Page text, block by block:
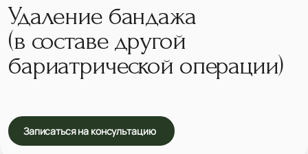
Удаление бандажа
(в составе другой
бариатрической операции)
Записаться на консультацию